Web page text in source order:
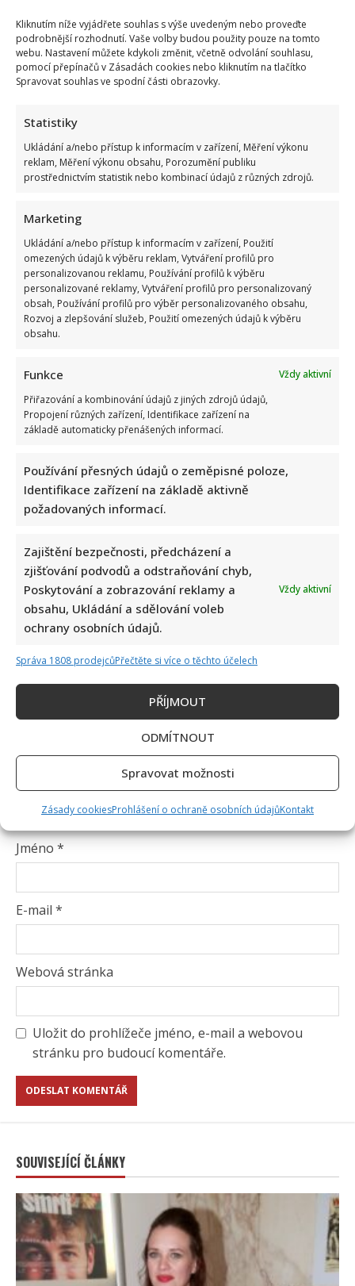
Kliknutím níže vyjádřete souhlas s výše uvedeným nebo proveďte
podrobnější rozhodnutí. Vaše volby budou použity pouze na tomto
webu. Nastavení můžete kdykoli změnit, včetně odvolání souhlasu,
pomocí přepínačů v Zásadách cookies nebo kliknutím na tlačítko
Spravovat souhlas ve spodní části obrazovky.
Statistiky
Ukládání a/nebo přístup k informacím v zařízení, Měření výkonu
reklam, Měření výkonu obsahu, Porozumění publiku
prostřednictvím statistik nebo kombinací údajů z různých zdrojů.
Marketing
Ukládání a/nebo přístup k informacím v zařízení, Použití
omezených údajů k výběru reklam, Vytváření profilů pro
personalizovanou reklamu, Používání profilů k výběru
personalizované reklamy, Vytváření profilů pro personalizovaný
obsah, Používání profilů pro výběr personalizovaného obsahu,
Rozvoj a zlepšování služeb, Použití omezených údajů k výběru
obsahu.
Funkce
Vždy aktivní
Přiřazování a kombinování údajů z jiných zdrojů údajů,
Propojení různých zařízení, Identifikace zařízení na
základě automaticky přenášených informací.
Používání přesných údajů o zeměpisné poloze,
Identifikace zařízení na základě aktivně
požadovaných informací.
Zajištění bezpečnosti, předcházení a
zjišťování podvodů a odstraňování chyb,
Poskytování a zobrazování reklamy a
obsahu, Ukládání a sdělování voleb
ochrany osobních údajů.
Vždy aktivní
Správa 1808 prodejcůPřečtěte si více o těchto účelech
PŘÍJMOUT
ODMÍTNOUT
Spravovat možnosti
Zásady cookiesProhlášení o ochraně osobních údajůKontakt
Napsat komentář
Vaše e-mailová adresa nebude zveřejněna.
Vyžadované informace jsou označeny
Komentář*
Jméno *
E-mail *
Webová stránka
Uložit do prohlížeče jméno, e-mail a webovou
stránku pro budoucí komentáře.
SOUVISEJÍCÍ ČLÁNKY